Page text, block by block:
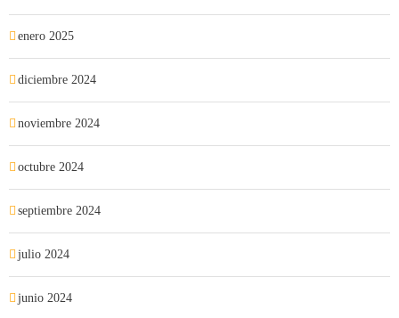
enero 2025
diciembre 2024
noviembre 2024
octubre 2024
septiembre 2024
julio 2024
junio 2024